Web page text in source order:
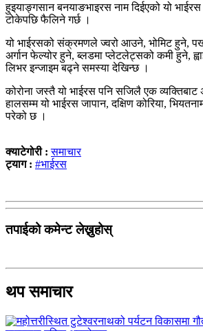
हुइयाङ्गसान बनयाङभाइरस नाम दिईएको यो
टोकेपछि फैलिने गर्छ ।
यो भाईरसको संक्रमणले ज्वरो आउने, भोमिट हुने,
अर्गान फेल्योर हुने, ब्लडमा प्लेटलेट्सको कमी हुने,
लिभर इन्जाइम बढ्ने समस्या देखिन्छ ।
कोरोना जस्तै यो भाईरस पनि सजिलै एक व्यक्तिबाट
हालसम्म यो भाईरस जापान, दक्षिण कोरिया,
परेको छ ।
क्याटेगोरी :समाचार
ट्याग : #भाईरस
तपाईको कमेन्ट लेख्नुहोस्
थप समाचार